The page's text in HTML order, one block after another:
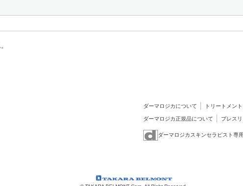
ダーマロジカについて トリートメント
ダーマロジカ正規品について プレス
ダーマロジカスキンセラピスト専